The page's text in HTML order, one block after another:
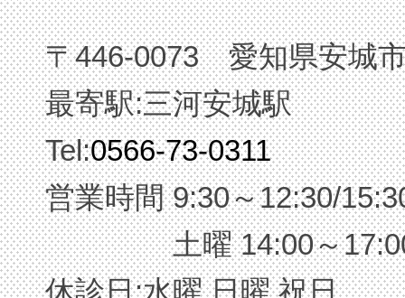
〒446-0073 愛知県安城
最寄駅:三河安城駅
Tel:0566-73-0311
営業時間 9:30～12:30/
土曜 14:00～
休診日:水曜 日曜 祝日